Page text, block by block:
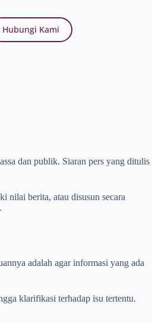
Hubungi Kami
dan publik. Siaran pers yang ditulis
nilai berita, atau disusun secara
adalah agar informasi yang ada
klarifikasi terhadap isu tertentu.